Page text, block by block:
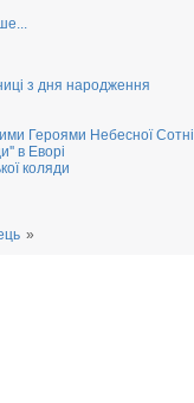
з дня народження
Героями Небесної Сотні
в Еворі
коляди
»